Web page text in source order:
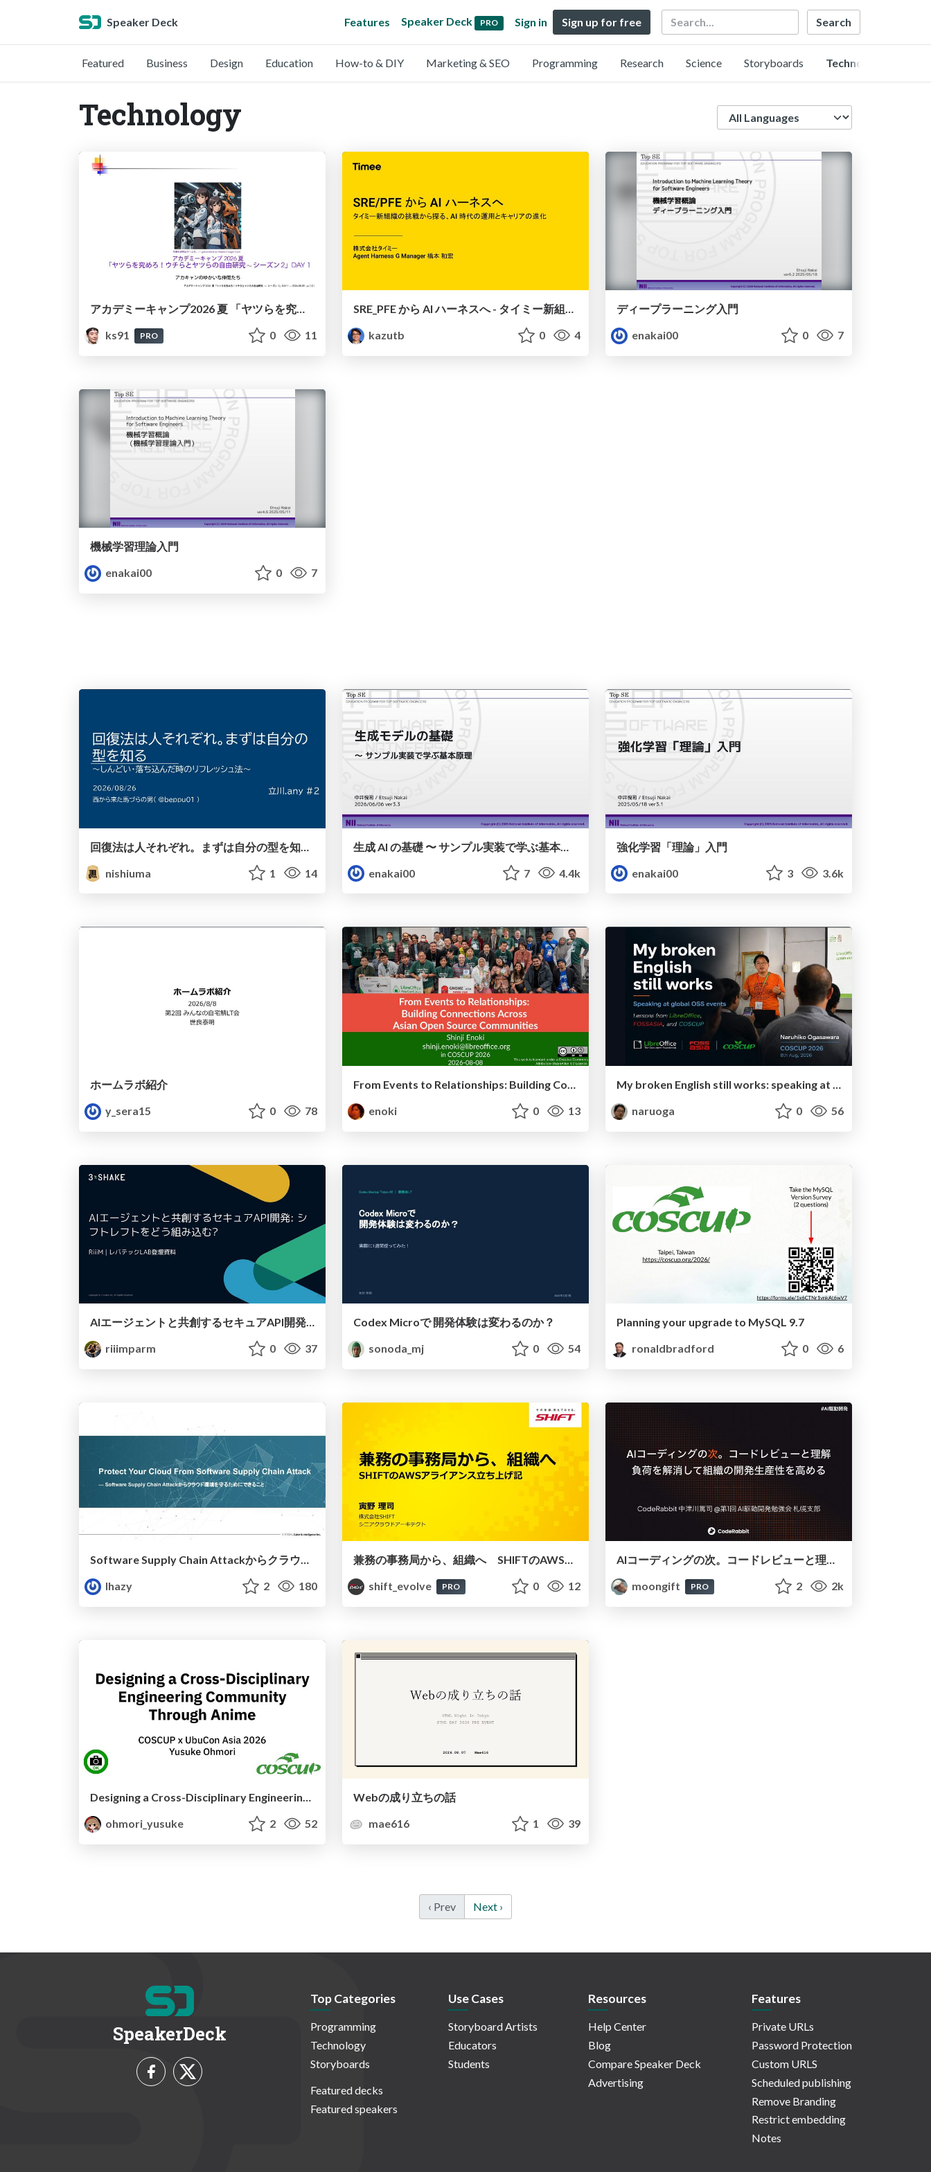
Speaker Deck Features Speaker Deck PRO Sign in Sign up for free Search
Featured Business Design Education How-to & DIY Marketing & SEO Programming Research Science Storyboards Technology
Technology
アカデミーキャンプ2026 夏 「ヤツらを究めろ！ウチらとヤツらの自由研究∼ シーズン2」DAY 1 / Academy Camp 2026 Summer: Master Them! Our Independent Research Project with Them—Season 2 DAY1
ks91
PRO 0 11
SRE_PFE から AI ハーネスへ - タイミー新組織の挑戦から探る、AI 時代の運用とキャリアの進化
kazutb
0 4
ディープラーニング入門
enakai00
0 7
機械学習理論入門
enakai00
0 7
nishiuma
1 14
生成 AI の基礎 〜 サンプル実装で学ぶ基本原理
enakai00
7 4.4k
強化学習「理論」入門
enakai00
3 3.6k
ホームラボ紹介
y_sera15
0 78
enoki
0 13
naruoga
0 56
AIエージェントと共創するセキュアAPI開発 シフトレフトをどう組み込む？
riiimparm
0 37
Codex Microで 開発体験は変わるのか？
sonoda_mj
0 54
Planning your upgrade to MySQL 9.7
ronaldbradford
0 6
Software Supply Chain Attackからクラウド環境を守るためにできること
lhazy
2 180
兼務の事務局から、組織へ SHIFTのAWSアライアンス立ち上げ記 / 20260807 Satoshi Torano
shift_evolve
PRO 0 12
AIコーディングの次。コードレビューと理解負荷を解消して組織の開発生産性を高める
moongift
PRO 2 2k
Designing a Cross-Disciplinary Engineering Community Through Anime
ohmori_yusuke
2 52
Webの成り立ちの話
mae616
1 39
‹ Prev Next ›
SpeakerDeck
Top Categories
Programming
Technology
Storyboards
Featured decks
Featured speakers
Use Cases
Storyboard Artists
Educators
Students
Resources
Help Center
Blog
Compare Speaker Deck
Advertising
Features
Private URLs
Password Protection
Custom URLS
Scheduled publishing
Remove Branding
Restrict embedding
Notes